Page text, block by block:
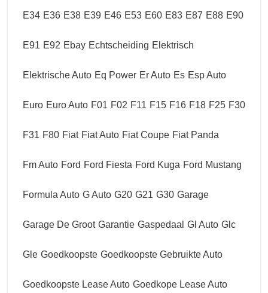
E34 E36 E38 E39 E46 E53 E60 E83 E87 E88 E90
E91 E92 Ebay Echtscheiding Elektrisch
Elektrische Auto Eq Power Er Auto Es Esp Auto
Euro Euro Auto F01 F02 F11 F15 F16 F18 F25 F30
F31 F80 Fiat Fiat Auto Fiat Coupe Fiat Panda
Fm Auto Ford Ford Fiesta Ford Kuga Ford Mustang
Formula Auto G Auto G20 G21 G30 Garage
Garage De Groot Garantie Gaspedaal Gl Auto Glc
Gle Goedkoopste Goedkoopste Gebruikte Auto
Goedkoopste Lease Auto Goedkope Lease Auto